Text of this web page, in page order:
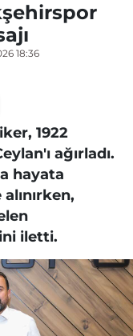
18:36
1922
ağırladı.
hayata
iletti.